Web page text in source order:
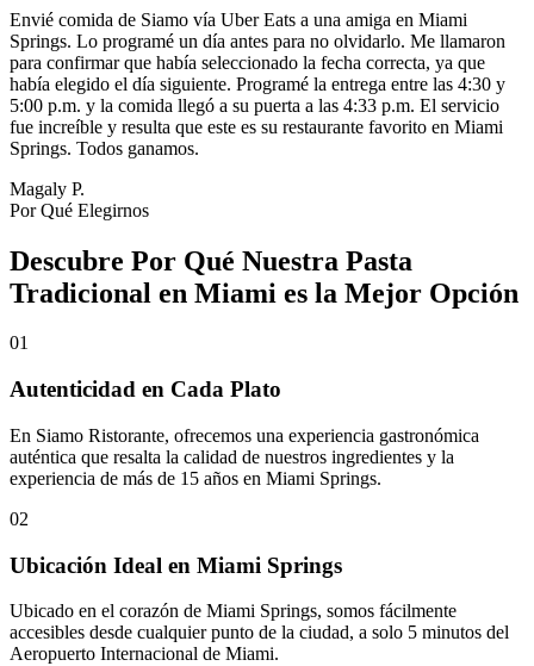
Envié comida de Siamo vía Uber Eats a una amiga en Miami
Springs. Lo programé un día antes para no olvidarlo. Me llamaron
para confirmar que había seleccionado la fecha correcta, ya que
había elegido el día siguiente. Programé la entrega entre las 4:30 y
5:00 p.m. y la comida llegó a su puerta a las 4:33 p.m. El servicio
fue increíble y resulta que este es su restaurante favorito en Miami
Springs. Todos ganamos.
Magaly P.
Por Qué Elegirnos
Descubre Por Qué Nuestra Pasta
Tradicional en Miami es la Mejor Opción
01
Autenticidad en Cada Plato
En Siamo Ristorante, ofrecemos una experiencia gastronómica
auténtica que resalta la calidad de nuestros ingredientes y la
experiencia de más de 15 años en Miami Springs.
02
Ubicación Ideal en Miami Springs
Ubicado en el corazón de Miami Springs, somos fácilmente
accesibles desde cualquier punto de la ciudad, a solo 5 minutos del
Aeropuerto Internacional de Miami.